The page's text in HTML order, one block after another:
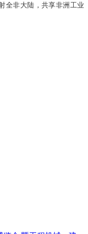
全非大陆，共享非洲工业